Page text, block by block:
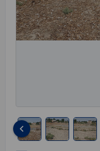
keyboard_arrow_left